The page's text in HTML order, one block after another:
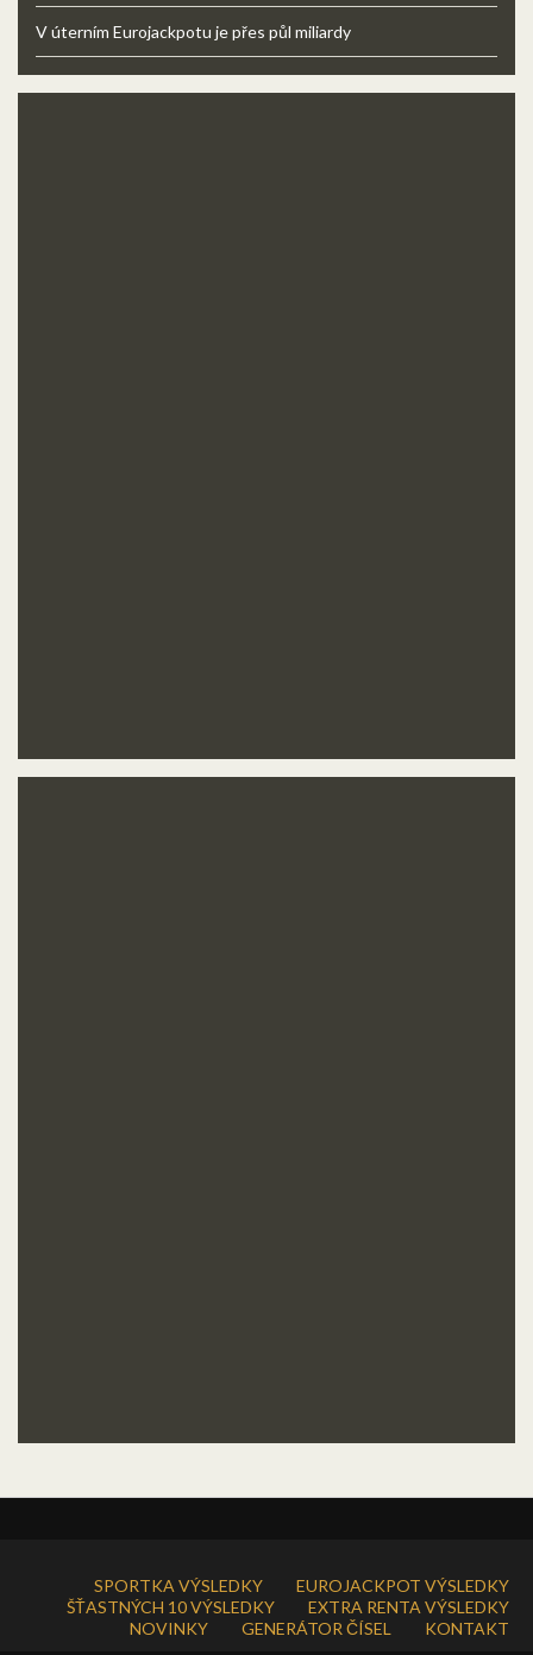
V úterním Eurojackpotu je přes půl miliardy
SPORTKA VÝSLEDKY
EUROJACKPOT VÝSLEDKY
ŠŤASTNÝCH 10 VÝSLEDKY
EXTRA RENTA VÝSLEDKY
NOVINKY
GENERÁTOR ČÍSEL KONTAKT